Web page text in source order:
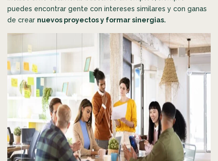
puedes encontrar gente con intereses similares y con ganas
de crear nuevos proyectos y formar sinergias.